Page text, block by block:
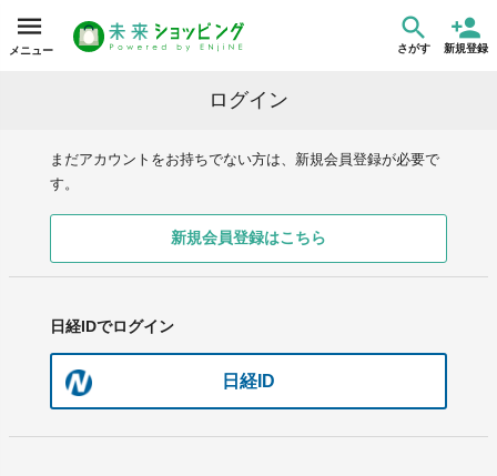
メニュー さがす 新規登録
ログイン
まだアカウントをお持ちでない方は、新規会員登録が必要で
す。
新規会員登録はこちら
日経IDでログイン
日経ID